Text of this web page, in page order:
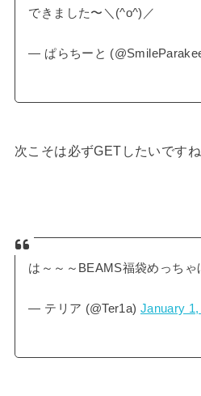
できました〜＼(^o^)／
— ぱらちーと
次こそは必ずGETしたいですね
は～～～BEAMS福袋めっちゃ
— テリア (@Ter1a) January 1,